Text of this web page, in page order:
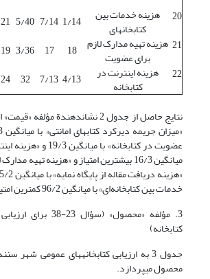
20
هزینه خدمات بین
کتابخانه‏ای 1/14
7/14
5/40
21 هزینه تهیه مدارک لازم
برای عضویت 18
17
3/36
22
هزینه اینترنت در
کتابخانه 4/13
7/13
32
نتایج حاصل از جدول 2 نشان­دهندة
عضویت در کتابخانه» با
میانگین 16/3 بیشترین امتیاز و «هزینه تهیه
خدمات بین کتابخانه‌ای» با میانگین 96/2 کمترین امتیاز را دارند.
3. مؤلفه «محصول»
کتابخانه)
جدول 3 به ارزیابی کتابخانه‏های عمومی
محصول می‏پردازد.